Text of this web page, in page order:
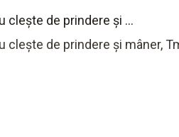
cleşte de prindere şi ...
de prindere şi mâner,